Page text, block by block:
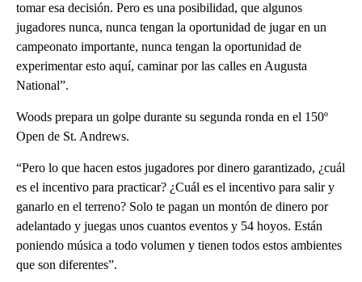
tomar esa decisión. Pero es una posibilidad, que algunos
jugadores nunca, nunca tengan la oportunidad de jugar en un
campeonato importante, nunca tengan la oportunidad de
experimentar esto aquí, caminar por las calles en Augusta
National”.
Woods prepara un golpe durante su segunda ronda en el 150º
Open de St. Andrews.
“Pero lo que hacen estos jugadores por dinero garantizado, ¿cuál
es el incentivo para practicar? ¿Cuál es el incentivo para salir y
ganarlo en el terreno? Solo te pagan un montón de dinero por
adelantado y juegas unos cuantos eventos y 54 hoyos. Están
poniendo música a todo volumen y tienen todos estos ambientes
que son diferentes”.